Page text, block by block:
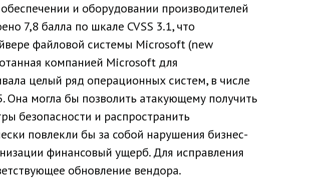
и оборудовании производителей
7,8 балла по шкале CVSS 3.1, что
файловой системы Microsoft (new
компанией Microsoft для
целый ряд операционных систем, в числе
могла бы позволить атакующему получить
безопасности и распространить
повлекли бы за собой нарушения бизнес-
финансовый ущерб. Для исправления
обновление вендора.